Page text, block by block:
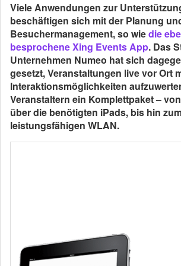
Viele Anwendungen zur
beschäftigen sich mit der Planung
Besuchermanagement, so wiedie
besprochene Xing Events App. Das
Unternehmen Numeo hat sich
gesetzt, Veranstaltungen live vor Ort
Interaktionsmöglichkeiten
Veranstaltern ein Komplettpaket –
über die benötigten iPads, bis hin
leistungsfähigen WLAN.